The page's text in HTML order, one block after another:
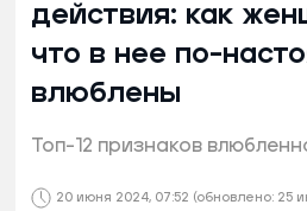
20 июня 2024, 07:52 (обновлено: 25
действия: как
что в нее по-
влюблены
Топ-12 признаков